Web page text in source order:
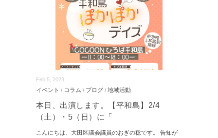
Feb 5, 2023
イベント / コラム / ブログ / 地域活動
本日、出演します。【平和島】2/4
（土）・5（日）に「
こんにちは、大田区議会議員のおぎの稔です。 告知が